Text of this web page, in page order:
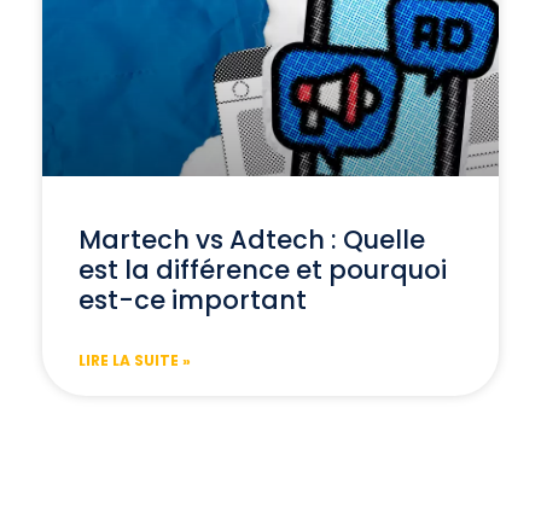
Martech vs Adtech : Quelle
est la différence et pourquoi
est-ce important
LIRE LA SUITE »